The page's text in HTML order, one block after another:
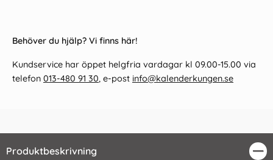
Behöver du hjälp? Vi finns här!
Kundservice har öppet helgfria vardagar kl 09.00-15.00 via
telefon 013-480 91 30, e-post info@kalenderkungen.se
Produktbeskrivning